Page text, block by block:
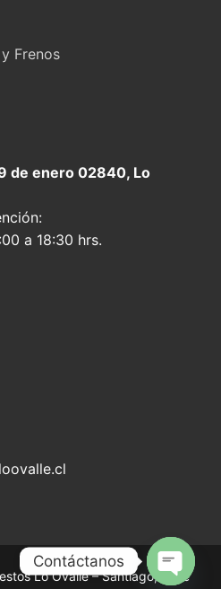
Frenos
de enero 02840, Lo
a 18:30 hrs.
Lo Ovalle – Santiago, Chile
Contáctanos